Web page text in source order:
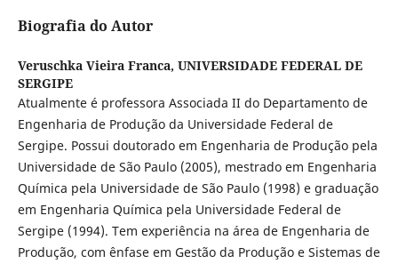
Biografia do Autor
Veruschka Vieira Franca, UNIVERSIDADE FEDERAL DE
SERGIPE
Atualmente é professora Associada II do Departamento de
Engenharia de Produção da Universidade Federal de
Sergipe. Possui doutorado em Engenharia de Produção pela
Universidade de São Paulo (2005), mestrado em Engenharia
Química pela Universidade de São Paulo (1998) e graduação
em Engenharia Química pela Universidade Federal de
Sergipe (1994). Tem experiência na área de Engenharia de
Produção, com ênfase em Gestão da Produção e Sistemas de